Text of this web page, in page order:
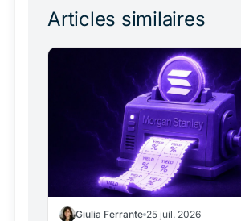
Articles similaires
Giulia Ferrante 25 juil. 2026